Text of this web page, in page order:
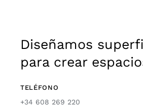
Diseñamos
para crear
TELÉFONO
+34 608 269 220